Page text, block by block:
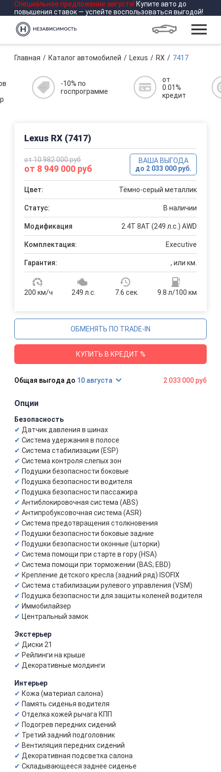
Специальное предложение августа! Купите авто до
повышения ставок — успейте воспользоваться выгодой!
Главная Каталог автомобилей Lexus RX 7417
-10% по
госпрограмме
от
0.01%
кредит
Lexus RX (7417)
от 10 982 000 руб
от 8 949 000 руб
ВАША ВЫГОДА
до 2 033 000 руб.
Цвет: Тёмно-серый металлик
Статус: В наличии
Модификация 2.4T 8AT (249 л.с.) AWD
Комплектация: Executive
Гарантия: , или км.
200 км/ч 249 л.с. 7.6 сек. 9.8 л/100 км
КУПИТЬ В КРЕДИТ %
ОБМЕНЯТЬ ПО TRADE-IN
10 августа 2 033 000 руб
Опции
Безопасность
Датчик давления в шинах
Система удержания в полосе
Система стабилизации (ESP)
Система контроля слепых зон
Подушки безопасности боковые
Подушка безопасности водителя
Подушка безопасности пассажира
Антиблокировочная система (ABS)
Антипробуксовочная система (ASR)
Система предотвращения столкновения
Подушки безопасности боковые задние
Подушки безопасности оконные (шторки)
Система помощи при старте в гору (HSA)
Система помощи при торможении (BAS; EBD)
Крепление детского кресла (задний ряд) ISOFIX
Система стабилизации рулевого управления (VSM)
Подушка безопасности для защиты коленей водителя
Иммобилайзер
Центральный замок
Экстерьер
Диски 21
Рейлинги на крыше
Декоративные молдинги
Интерьер
Кожа (материал салона)
Память сиденья водителя
Отделка кожей рычага КПП
Подогрев передних сидений
Третий задний подголовник
Вентиляция передних сидений
Декоративная подсветка салона
Складывающееся заднее сиденье